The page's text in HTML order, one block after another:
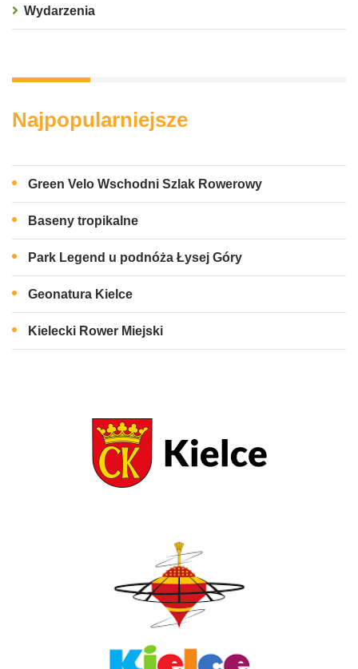
Wydarzenia
Najpopularniejsze
Green Velo Wschodni Szlak Rowerowy
Baseny tropikalne
Park Legend u podnóża Łysej Góry
Geonatura Kielce
Kielecki Rower Miejski